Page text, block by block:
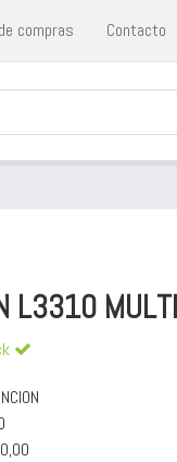
compras Contacto
L3310